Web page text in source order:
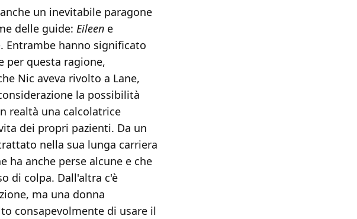
un inevitabile paragone
delle guide: Eileen e
Entrambe hanno significato
per questa ragione,
Nic aveva rivolto a Lane,
la possibilità
realtà una calcolatrice
dei propri pazienti. Da un
nella sua lunga carriera
ha anche perse alcune e che
di colpa. Dall'altra c'è
ma una donna
consapevolmente di usare il